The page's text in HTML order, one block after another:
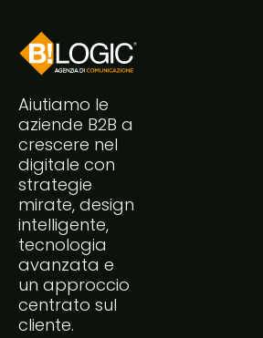
Aiutiamo le
aziende B2B a
crescere nel
digitale con
strategie
mirate, design
intelligente,
tecnologia
avanzata e
un approccio
centrato sul
cliente.